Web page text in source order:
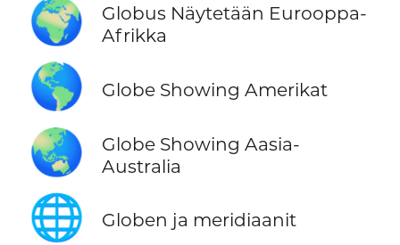
🌍
Globus Näytetään Eurooppa-
Afrikka
🌎 Globe Showing Amerikat
🌏
Globe Showing Aasia-
Australia
🌐 Globen ja meridiaanit